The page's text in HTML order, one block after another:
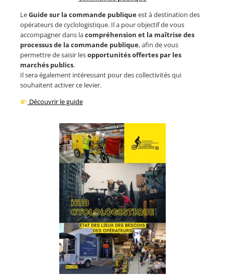
LeGuide sur la commande publiqueest à destination des
opérateurs de cyclologistique. Il a pour objectif de vous
accompagner dans lacompréhension et la maîtrise des
processus de la commande publique, afin de vous
permettre de saisir lesopportunités offertes par les
marchés publics.
Il sera également intéressant pour des collectivités qui
souhaitent activer ce levier.
Découvrir le guide